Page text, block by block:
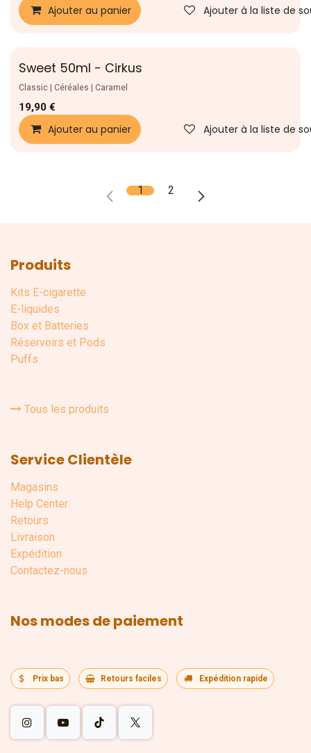
Ajouter au panier Ajouter à la liste de
Sweet 50ml - Cirkus
Classic | Céréales | Caramel
19,90 €
Ajouter au panier Ajouter à la liste de
1 2
Produits
Kits E-cigarette
E-liquides
Box et Batteries
Réservoirs et Pods
Puffs
Tous les produits
Service Clientèle
Magasins
Help Center
Retours
Livraison
Expédition
Contactez-nous
Nos modes de paiement
Prix bas Retours faciles Expédition rapide